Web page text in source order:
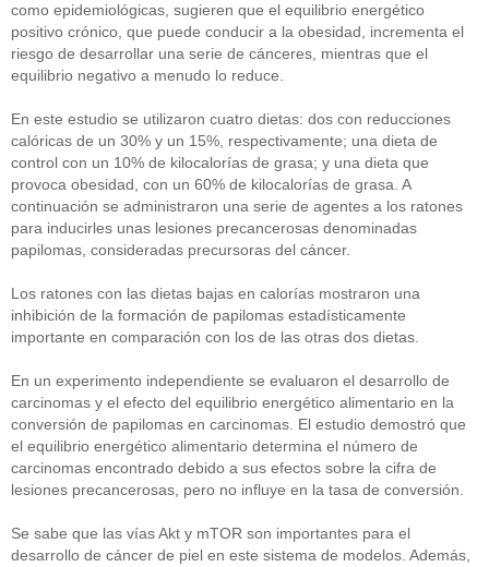
como epidemiológicas, sugieren que el equilibrio energético
positivo crónico, que puede conducir a la obesidad, incrementa el
riesgo de desarrollar una serie de cánceres, mientras que el
equilibrio negativo a menudo lo reduce.
En este estudio se utilizaron cuatro dietas: dos con reducciones
calóricas de un 30% y un 15%, respectivamente; una dieta de
control con un 10% de kilocalorías de grasa; y una dieta que
provoca obesidad, con un 60% de kilocalorías de grasa. A
continuación se administraron una serie de agentes a los ratones
para inducirles unas lesiones precancerosas denominadas
papilomas, consideradas precursoras del cáncer.
Los ratones con las dietas bajas en calorías mostraron una
inhibición de la formación de papilomas estadísticamente
importante en comparación con los de las otras dos dietas.
En un experimento independiente se evaluaron el desarrollo de
carcinomas y el efecto del equilibrio energético alimentario en la
conversión de papilomas en carcinomas. El estudio demostró que
el equilibrio energético alimentario determina el número de
carcinomas encontrado debido a sus efectos sobre la cifra de
lesiones precancerosas, pero no influye en la tasa de conversión.
Se sabe que las vías Akt y mTOR son importantes para el
desarrollo de cáncer de piel en este sistema de modelos. Además,